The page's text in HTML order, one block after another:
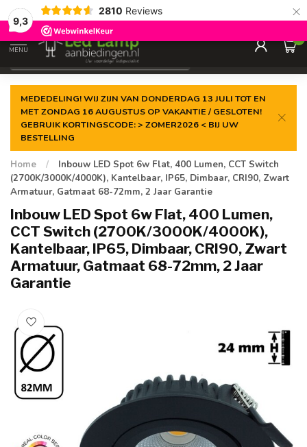
9,3
2810 Reviews ×
Gegarandeerde delaagste prijs
MENU
0
MEDEDELING! WIJ ZIJN VAN DONDERDAG 13 JULI TOT EN
MET ZONDAG 16 AUGUSTUS OP VAKANTIE / GESLOTEN!
GEBRUIK KORTINGSCODE: > ZOMER2026 < BIJ UW
BESTELLING
Home /
Inbouw LED Spot 6w Flat, 400 Lumen, CCT Switch
(2700K/3000K/4000K), Kantelbaar, IP65, Dimbaar, CRI90, Zwart
Armatuur, Gatmaat 68-72mm, 2 Jaar Garantie
Inbouw LED Spot 6w Flat, 400 Lumen,
CCT Switch (2700K/3000K/4000K),
Kantelbaar, IP65, Dimbaar, CRI90, Zwart
Armatuur, Gatmaat 68-72mm, 2 Jaar
Garantie